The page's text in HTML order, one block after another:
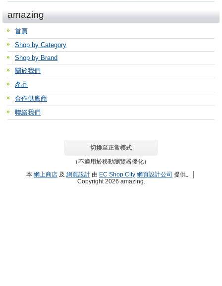
amazing
首頁
Shop by Category
Shop by Brand
關於我們
產品
合作供應商
聯絡我們
切換至正常模式
（不適用於移動瀏覽器優化）
本 網上商店 及 網頁設計 由 EC Shop City 網頁設計公司 提供。│
Copyright 2026 amazing.